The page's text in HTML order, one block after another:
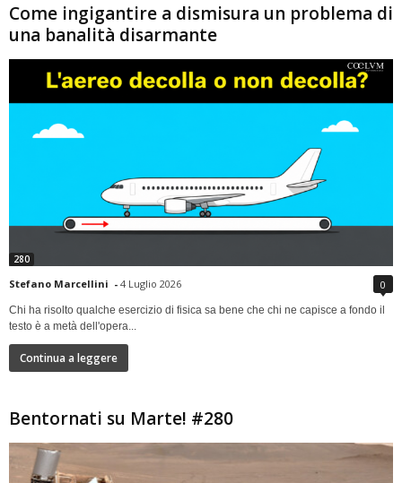
Come ingigantire a dismisura un problema di
una banalità disarmante
280
Stefano Marcellini - 4 Luglio 2026 0
Chi ha risolto qualche esercizio di fisica sa bene che chi ne capisce a fondo il
testo è a metà dell'opera...
Continua a leggere
Bentornati su Marte! #280